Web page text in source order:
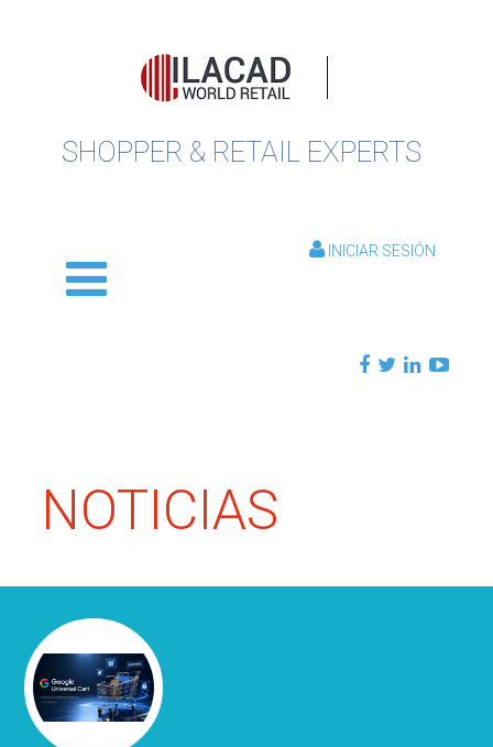
SHOPPER & RETAIL EXPERTS
INICIAR SESIÓN
NOTICIAS